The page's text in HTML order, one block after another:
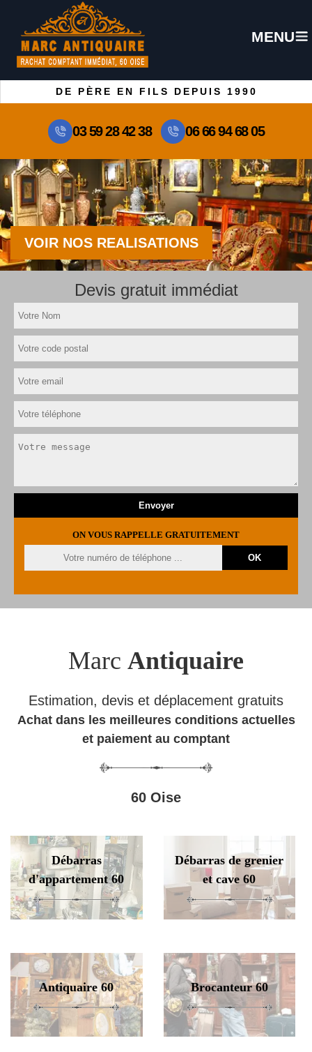
MENU
DE PÈRE EN FILS DEPUIS 1990
03 59 28 42 38 06 66 94 68 05
VOIR NOS REALISATIONS
Devis gratuit immédiat
ON VOUS RAPPELLE GRATUITEMENT
Marc Antiquaire
Estimation, devis et déplacement gratuits
Achat dans les meilleures conditions actuelles
et paiement au comptant
60 Oise
Débarras
d'appartement 60
Débarras de grenier
et cave 60
Antiquaire 60 Brocanteur 60